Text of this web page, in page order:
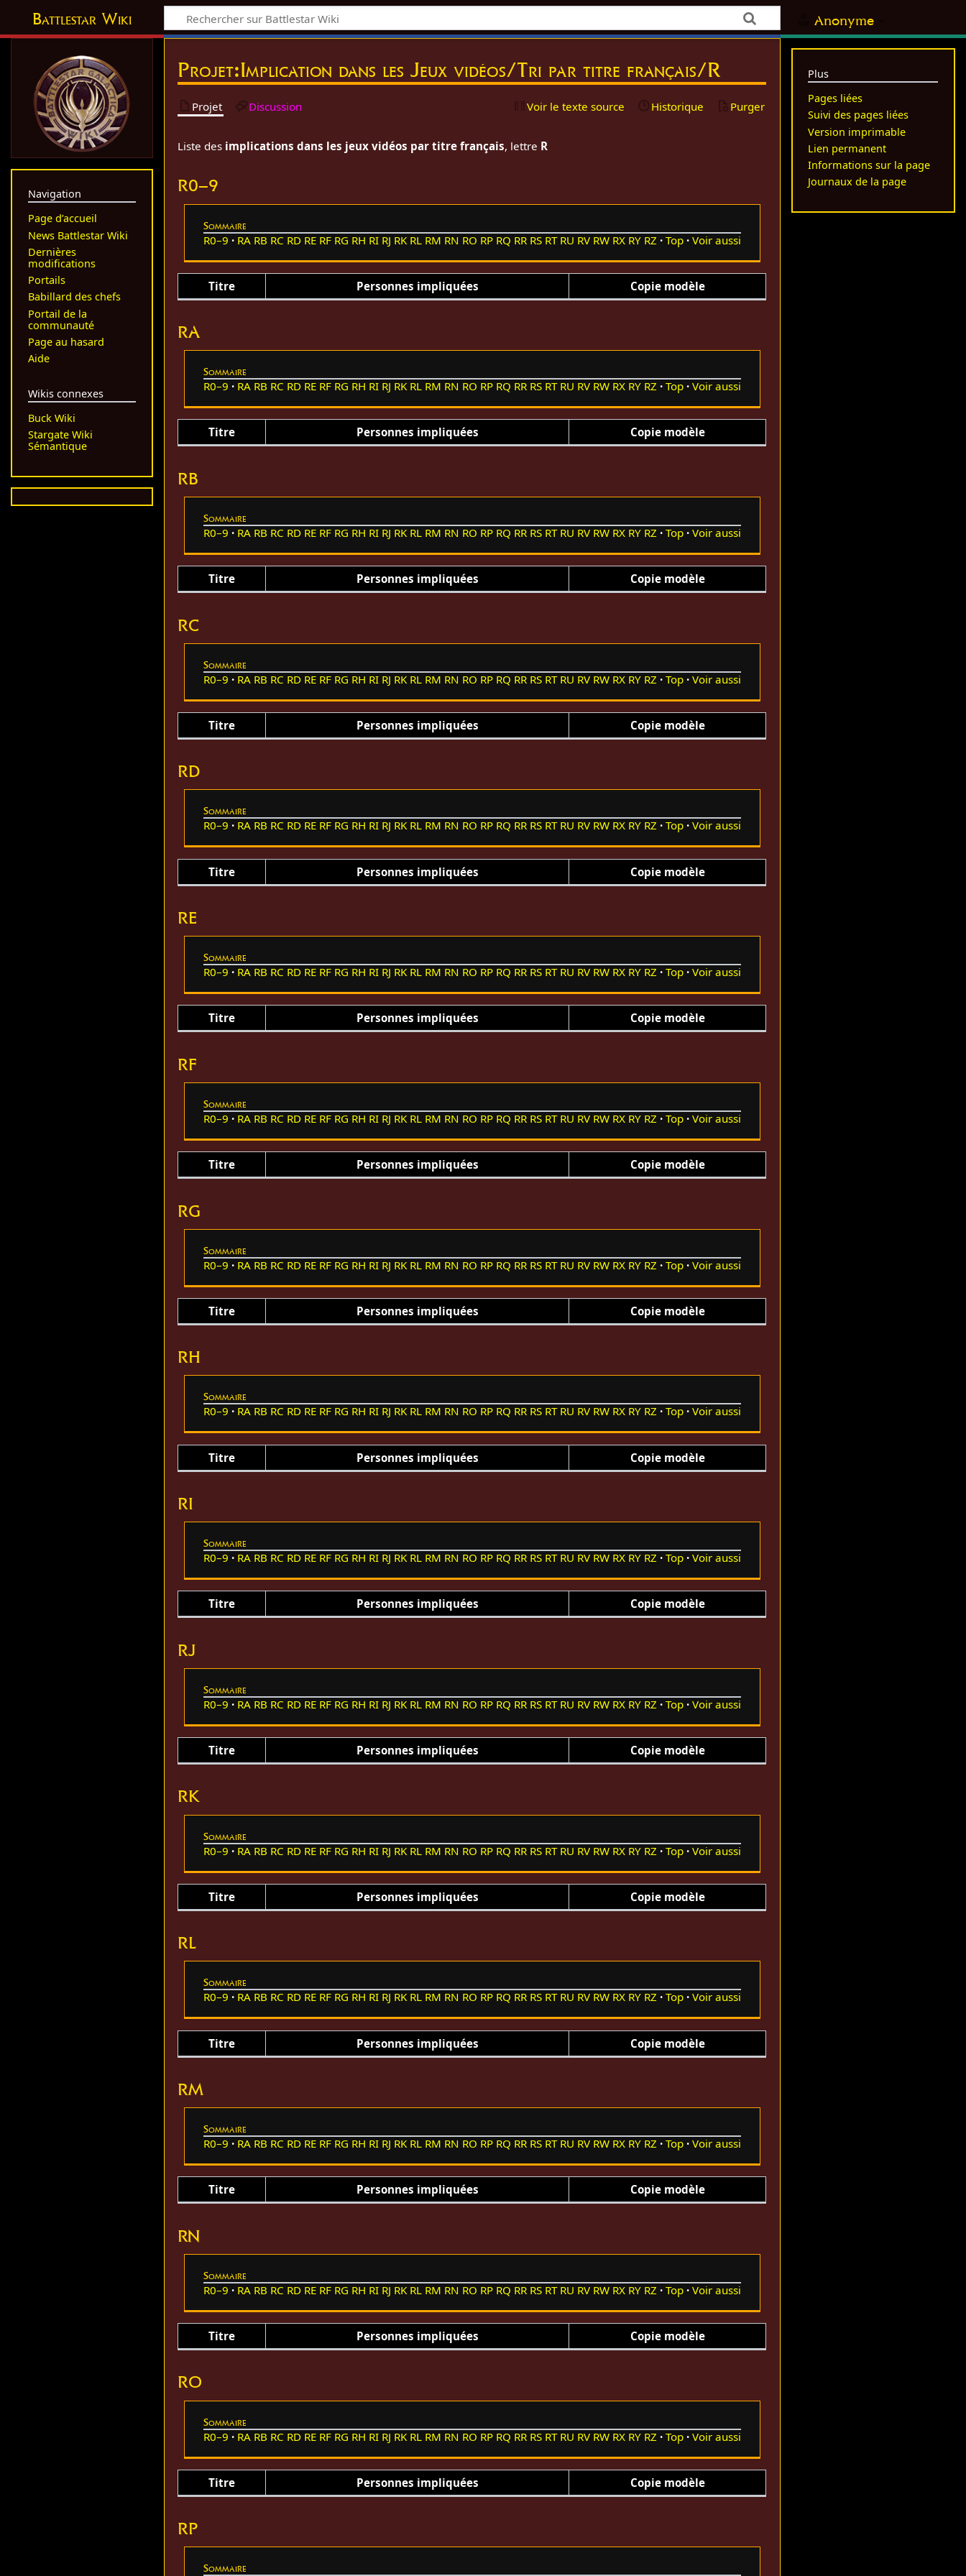
Anonyme
Battlestar Wiki
Projet:Implication dans les Jeux vidéos/Tri par titre français/R
Projet Discussion Voir le texte source Historique Purger
Liste des implications dans les jeux vidéos par titre français, lettre R
R0–9
Sommaire
R0–9 RA RB RC RD RE RF RG RH RI RJ RK RL RM RN RO RP RQ RR RS RT RU RV RW RX RY RZ Top Voir aussi
Titre Personnes impliquées Copie modèle
RA
Sommaire
R0–9 RA RB RC RD RE RF RG RH RI RJ RK RL RM RN RO RP RQ RR RS RT RU RV RW RX RY RZ Top Voir aussi
Titre Personnes impliquées Copie modèle
RB
Sommaire
R0–9 RA RB RC RD RE RF RG RH RI RJ RK RL RM RN RO RP RQ RR RS RT RU RV RW RX RY RZ Top Voir aussi
Titre Personnes impliquées Copie modèle
RC
Sommaire
R0–9 RA RB RC RD RE RF RG RH RI RJ RK RL RM RN RO RP RQ RR RS RT RU RV RW RX RY RZ Top Voir aussi
Titre Personnes impliquées Copie modèle
RD
Sommaire
R0–9 RA RB RC RD RE RF RG RH RI RJ RK RL RM RN RO RP RQ RR RS RT RU RV RW RX RY RZ Top Voir aussi
Titre Personnes impliquées Copie modèle
RE
Sommaire
R0–9 RA RB RC RD RE RF RG RH RI RJ RK RL RM RN RO RP RQ RR RS RT RU RV RW RX RY RZ Top Voir aussi
Titre Personnes impliquées Copie modèle
RF
Sommaire
R0–9 RA RB RC RD RE RF RG RH RI RJ RK RL RM RN RO RP RQ RR RS RT RU RV RW RX RY RZ Top Voir aussi
Titre Personnes impliquées Copie modèle
RG
Sommaire
R0–9 RA RB RC RD RE RF RG RH RI RJ RK RL RM RN RO RP RQ RR RS RT RU RV RW RX RY RZ Top Voir aussi
Titre Personnes impliquées Copie modèle
RH
Sommaire
R0–9 RA RB RC RD RE RF RG RH RI RJ RK RL RM RN RO RP RQ RR RS RT RU RV RW RX RY RZ Top Voir aussi
Titre Personnes impliquées Copie modèle
RI
Sommaire
R0–9 RA RB RC RD RE RF RG RH RI RJ RK RL RM RN RO RP RQ RR RS RT RU RV RW RX RY RZ Top Voir aussi
Titre Personnes impliquées Copie modèle
RJ
Sommaire
R0–9 RA RB RC RD RE RF RG RH RI RJ RK RL RM RN RO RP RQ RR RS RT RU RV RW RX RY RZ Top Voir aussi
Titre Personnes impliquées Copie modèle
RK
Sommaire
R0–9 RA RB RC RD RE RF RG RH RI RJ RK RL RM RN RO RP RQ RR RS RT RU RV RW RX RY RZ Top Voir aussi
Titre Personnes impliquées Copie modèle
RL
Sommaire
R0–9 RA RB RC RD RE RF RG RH RI RJ RK RL RM RN RO RP RQ RR RS RT RU RV RW RX RY RZ Top Voir aussi
Titre Personnes impliquées Copie modèle
RM
Sommaire
R0–9 RA RB RC RD RE RF RG RH RI RJ RK RL RM RN RO RP RQ RR RS RT RU RV RW RX RY RZ Top Voir aussi
Titre Personnes impliquées Copie modèle
RN
Sommaire
R0–9 RA RB RC RD RE RF RG RH RI RJ RK RL RM RN RO RP RQ RR RS RT RU RV RW RX RY RZ Top Voir aussi
Titre Personnes impliquées Copie modèle
RO
Sommaire
R0–9 RA RB RC RD RE RF RG RH RI RJ RK RL RM RN RO RP RQ RR RS RT RU RV RW RX RY RZ Top Voir aussi
Titre Personnes impliquées Copie modèle
RP
Sommaire
Navigation
Page d’accueil
News Battlestar Wiki
Dernières
modifications
Portails
Babillard des chefs
Portail de la
communauté
Page au hasard
Aide
Wikis connexes
Buck Wiki
Stargate Wiki
Sémantique
Plus
Pages liées
Suivi des pages liées
Version imprimable
Lien permanent
Informations sur la page
Journaux de la page